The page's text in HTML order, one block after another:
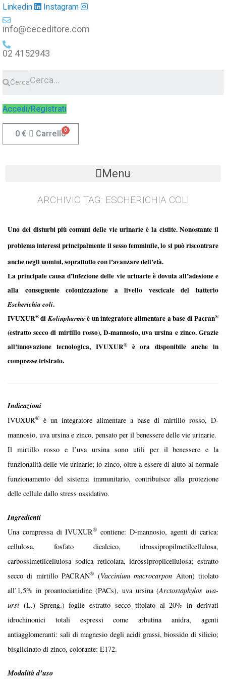
Linkedin Instagram
info@ceceditore.com
02 4152943
Cerca
Accedi/Registrati
0 € Carrello
Menu
ARCHIVIO TAG: ESCHERICHIA COLI
Uno dei disturbi più comuni delle vie urinarie è la cistite. Nonostante il
problema interessi principalmente il sesso femminile, lo si può riscontrare
anche negli uomini, soprattutto con l’avanzare dell’età.
La principale causa d’infezione delle vie urinarie è dovuta all’adesione e
alla conseguente colonizzazione a livello vescicale del batterio
Escherichia coli.
IVUXUR®diKolinpharma è un integratore alimentare a base di Pacran®
(estratto secco di mirtillo rosso), D-mannosio, uva ursina e zinco. Grazie
all’innovazione tecnologica, IVUXUR®è ora disponibile anche in
compresse tristrato.
Indicazioni
IVUXUR® è un integratore alimentare a base di mirtillo rosso, D-
mannosio, uva ursina e zinco, pensato per il benessere delle vie urinarie.
Il mirtillo rosso e l’uva ursina sono utili per il benessere e la
funzionalità delle vie urinarie; lo zinco, oltre a essere di aiuto al normale
funzionamento del sistema immunitario, contribuisce alla protezione
delle cellule dallo stress ossidativo.
Ingredienti
Una compressa di IVUXUR® contiene: D-mannosio, agenti di carica:
cellulosa, fosfato dicalcico, idrossipropilmetilcellulosa,
carbossimetilcellulosa sodica reticolata, idrossipropilcellulosa; estratto
secco di mirtillo PACRAN® (Vaccinium macrocarpon Aiton) titolato
all’1,5% in proantocianidine (PACs), uva ursina (Arctostaphylos uva-
ursi (L.) Spreng.) foglie estratto secco titolato al 20% in derivati
idrochinonici totali espressi come arbutina anidra, agenti
antiagglomeranti: sali di magnesio degli acidi grassi, biossido di silicio;
bisglicinato di zinco, colorante: E172.
Modalità d’uso